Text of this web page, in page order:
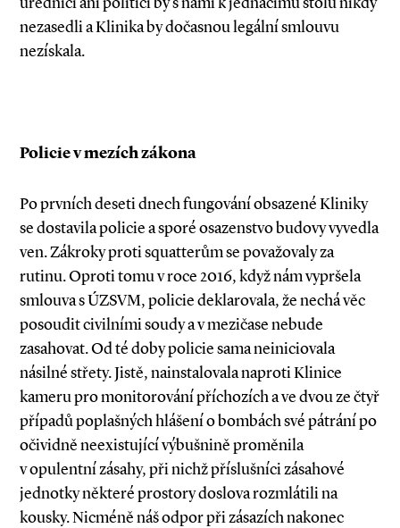
nezasedli a Klinika by dočasnou legální smlouvu
nezískala.
Policie v mezích zákona
Po prvních deseti dnech fungování obsazené Kliniky
se dostavila policie a sporé osazenstvo budovy vyvedla
ven. Zákroky proti squatterům se považovaly za
rutinu. Oproti tomu v roce 2016, když nám vypršela
smlouva s ÚZSVM, policie deklarovala, že nechá věc
posoudit civilními soudy a v mezičase nebude
zasahovat. Od té doby policie sama neinicio­vala
násilné střety. Jistě, nainstalovala naproti Klinice
kameru pro monitorování příchozích a ve dvou ze čtyř
případů poplašných hlášení o bombách své pátrání po
očividně neexistující výbušnině proměnila
v opulentní zásahy, při nichž příslušníci zásahové
jednotky některé prostory doslova rozmlátili na
kousky. Nicméně náš odpor při zásazích nakonec